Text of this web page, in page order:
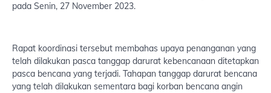
pada Senin, 27 November 2023.
Rapat koordinasi tersebut membahas upaya penanganan yang
telah dilakukan pasca tanggap darurat kebencanaan ditetapkan
pasca bencana yang terjadi. Tahapan tanggap darurat bencana
yang telah dilakukan sementara bagi korban bencana angin